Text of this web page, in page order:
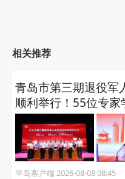
相关推荐
青岛市第三期退役军
顺利举行！55位专家
半岛客户端 2026-08-08 08:45